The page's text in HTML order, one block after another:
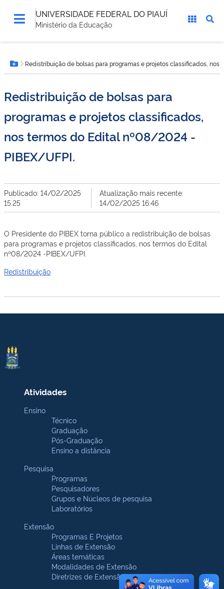
UNIVERSIDADE FEDERAL DO PIAUÍ
Ministério da Educação
está
aqui:Botão Menu
Redistribuição de bolsas para programas e projetos classificados,
Redistribuição de bolsas para
programas e projetos classificados,
nos termos do Edital nº08/2024 -
PIBEX/UFPI.
Publicado: 14/02/2025
15:25
Atualização mais recente:
14/02/2025 16:46
O Presidente do PIBEX torna público a redistribuição de bolsas
para programas e projetos classificados, nos termos do Edital
nº08/2024 -PIBEX/UFPI.
Redistribuição
Atividades
Ensino
Técnico
Graduação
Pós-Graduação
Ensino a distância
Pesquisa
Programas
Pesquisadores
Grupos e Núcleos de pesquisa
Laboratórios
Extensão
Programas E Projetos
Linhas de Extensão
Áreas temáticas
Modalidades de Extensão
Diretrizes de Extensão